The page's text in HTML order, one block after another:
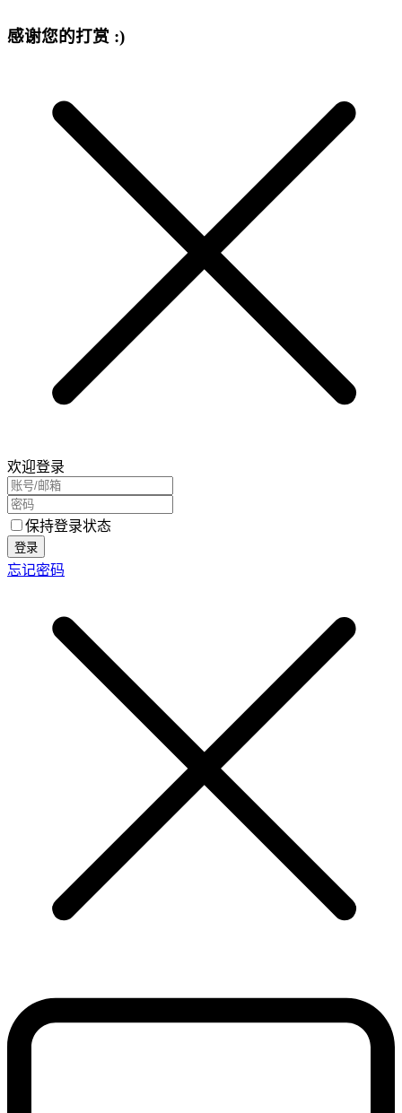
感谢您的打赏 :)
欢迎登录
保持登录状态
登录
忘记密码